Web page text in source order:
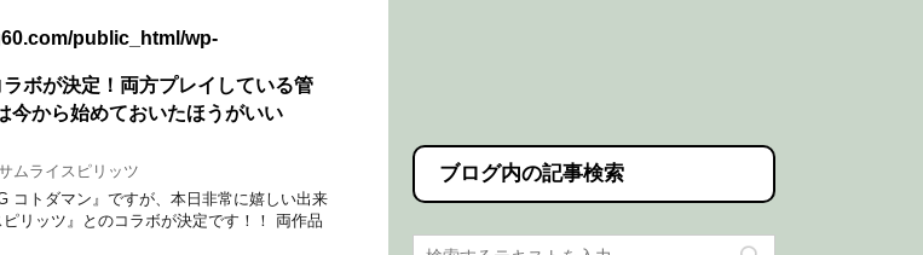
public_html/wp-
ボが決定！両方プレイしている管
今から始めておいたほうがいい
ムライスピリッツ
コトダマン』ですが、本日非常に嬉しい出来
リッツ』とのコラボが決定です！！ 両作品
ブログ内の記事検索